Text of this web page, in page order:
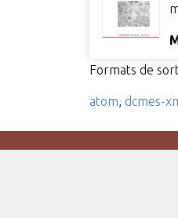
Formats de
atom dcmes-